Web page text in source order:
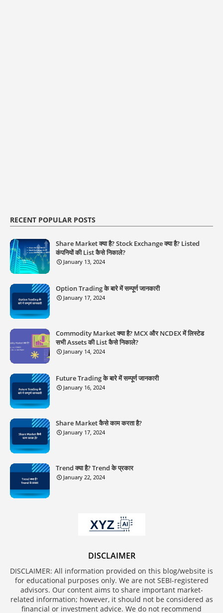
RECENT POPULAR POSTS
Share Market क्या है? Stock Exchange क्या है? Listed
कंपनियों की List कैसे निकाले?
January 13, 2024
Option Trading के बारे में सम्पूर्ण जानकारी
January 17, 2024
Commodity Market क्या है? MCX और NCDEX में लिस्टेड
सभी Assets की List कैसे निकाले?
January 14, 2024
Future Trading के बारे में सम्पूर्ण जानकारी
January 16, 2024
Share Market कैसे काम करता है?
January 17, 2024
Trend क्या है? Trend के प्रकार
January 22, 2024
DISCLAIMER
DISCLAIMER: All information provided on this blog/website is
for educational purposes only. We are not SEBI-registered
advisors. Our content aims to share important market-
related information; however, it should not be considered as
financial or investment advice. We do not recommend